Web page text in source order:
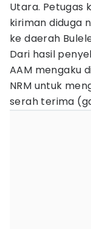
Utara. Petugas
kiriman diduga
ke daerah
Dari hasil
AAM mengaku
NRM untuk
serah terima